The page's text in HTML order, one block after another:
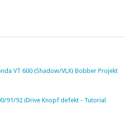
VT 600 (Shadow/VLX) Bobber Projekt
91/92 iDrive Knopf defekt - Tutorial